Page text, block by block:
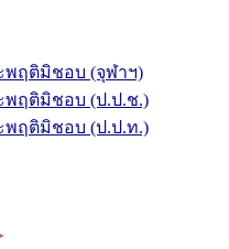
พฤติมิชอบ (จุฬาฯ)
พฤติมิชอบ (ป.ป.ช.)
พฤติมิชอบ (ป.ป.ท.)